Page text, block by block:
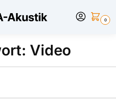
0
Video